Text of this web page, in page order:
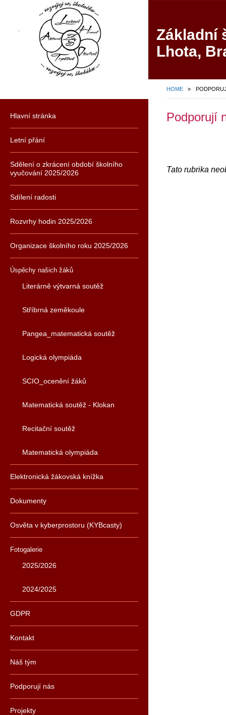
Základní
Lhota,
HOME »
Hlavní stránka
Letní přání
Sdělení o zkrácení období školního
vyučování 2025/2026
Sdílení radosti
Rozvrhy hodin 2025/2026
Organizace školního roku 2025/2026
Úspěchy našich žáků
Literárně výtvarná soutěž
Stříbrná zeměkoule
Pangea_matematická soutěž
Logická olympiáda
SCIO_ocenění žáků
Matematická soutěž - Klokan
Recitační soutěž
Matematická olympiáda
Elektronická žákovská knížka
Dokumenty
Osvěta v kyberprostoru (KYBcasty)
Fotogalerie
2025/2026
2024/2025
GDPR
Kontakt
Náš tým
Podporují nás
Projekty
Podporují
Tato rubrika